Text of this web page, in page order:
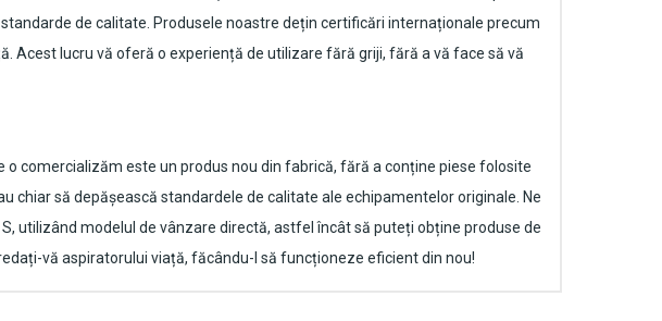
de calitate. Produsele noastre dețin certificări internaționale precum
Acest lucru vă oferă o experiență de utilizare fără griji, fără a vă face să vă
o comercializăm este un produs nou din fabrică, fără a conține piese folosite
chiar să depășească standardele de calitate ale echipamentelor originale. Ne
, utilizând modelul de vânzare directă, astfel încât să puteți obține produse de
vă aspiratorului viață, făcându-l să funcționeze eficient din nou!